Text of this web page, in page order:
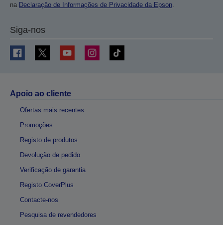
na Declaração de Informações de Privacidade da Epson.
Siga-nos
Apoio ao cliente
Ofertas mais recentes
Promoções
Registo de produtos
Devolução de pedido
Verificação de garantia
Registo CoverPlus
Contacte-nos
Pesquisa de revendedores